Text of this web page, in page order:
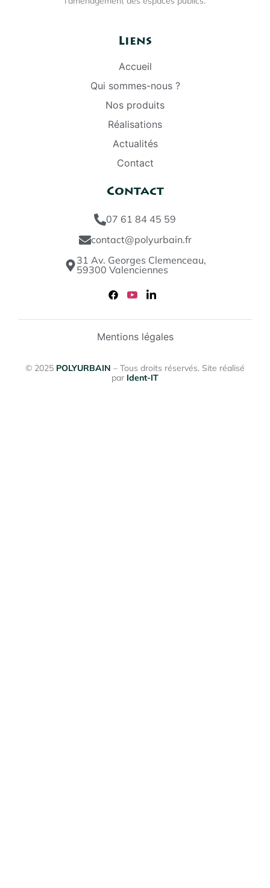
Liens
Accueil
Qui sommes-nous ?
Nos produits
Réalisations
Actualités
Contact
Contact
07 61 84 45 59
contact@polyurbain.fr
31 Av. Georges Clemenceau,
59300 Valenciennes
© 2025 POLYURBAIN – Tous droits réservés. Site réalisé
par Ident-IT
Mentions légales